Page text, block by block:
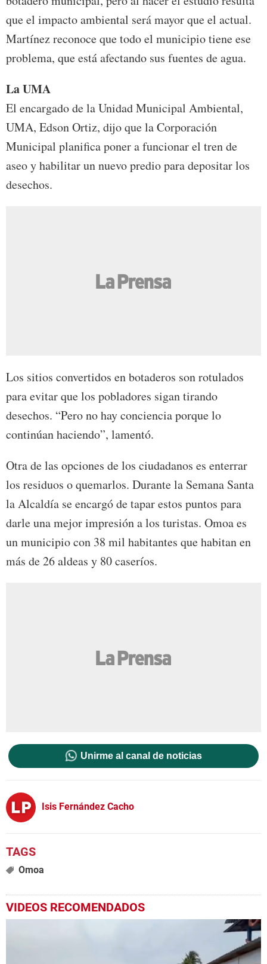
que el impacto ambiental será mayor que el actual.
Martínez reconoce que todo el municipio tiene ese
problema, que está afectando sus fuentes de agua.
La UMA
El encargado de la Unidad Municipal Ambiental,
UMA, Edson Ortiz, dijo que la Corporación
Municipal planifica poner a funcionar el tren de
aseo y habilitar un nuevo predio para depositar los
desechos.
Los sitios convertidos en botaderos son rotulados
para evitar que los pobladores sigan tirando
desechos. “Pero no hay conciencia porque lo
continúan haciendo”, lamentó.
Otra de las opciones de los ciudadanos es enterrar
los residuos o quemarlos. Durante la Semana Santa
la Alcaldía se encargó de tapar estos puntos para
darle una mejor impresión a los turistas. Omoa es
un municipio con 38 mil habitantes que habitan en
más de 26 aldeas y 80 caseríos.
Unirme al canal de noticias
Isis Fernández Cacho
Omoa
VIDEOS RECOMENDADOS